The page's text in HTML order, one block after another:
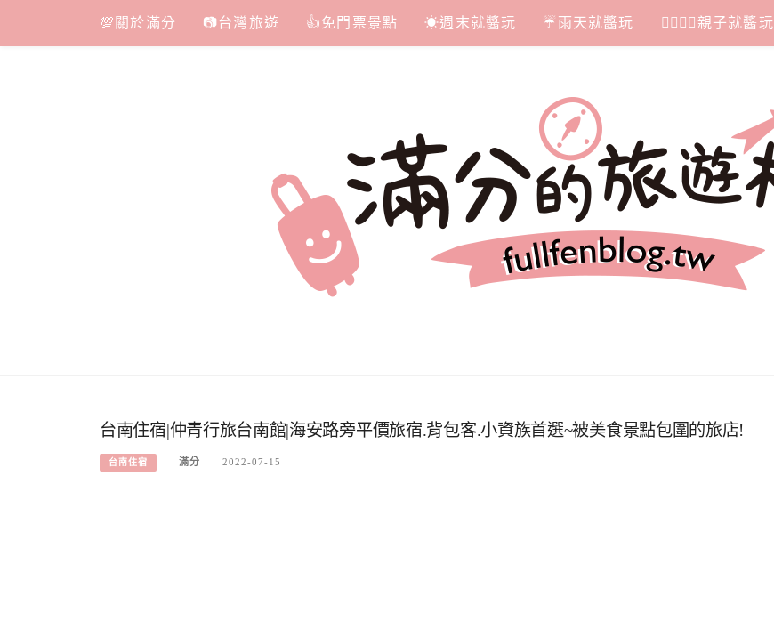
content
💯關於滿分 📷台灣旅遊 👍免門票景點 ☀週末就醬玩 ☔雨天就醬玩 👩‍❤‍💋‍👨親子就醬玩
台南住宿|仲青行旅台南館|海安路旁平價旅宿.背包客.小資族首選~被美食景點包圍的旅店!
台南住宿 滿分 2022-07-15